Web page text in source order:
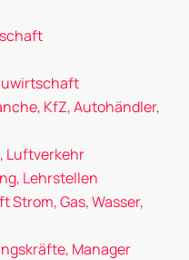
KfZ, Autohändler,
Luftverkehr
Lehrstellen
Gas, Wasser,
Manager